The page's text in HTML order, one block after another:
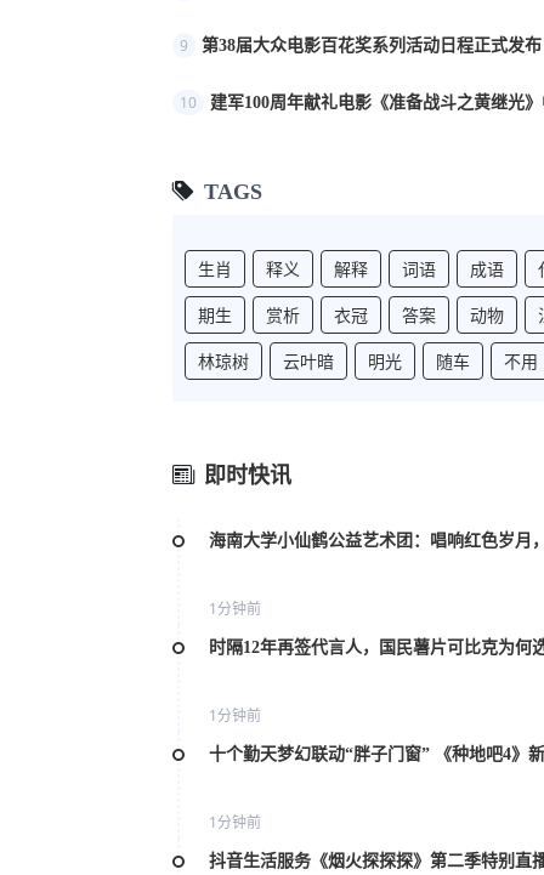
9 第38届大众电影百花奖系列活动日程正式发布
10 建军100周年献礼电影《准备战斗之黄继光
TAGS
生肖 释义 解释 词语 成语
期生
赏析 衣冠 答案 动物
林琼树
云叶暗 明光 随车 不用
即时快讯
海南大学小仙鹤公益艺术团：唱响红色岁月
1分钟前
时隔12年再签代言人，国民薯片可比克为何
1分钟前
十个勤天梦幻联动“胖子门窗” 《种地吧4》
1分钟前
抖音生活服务《烟火探探探》第二季特别直